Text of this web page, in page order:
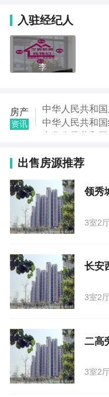
【孙女士】发布了
【闫东】发布了【
【闫东】发布了【
【程震】发布了【
【许先生】发布了
【龚女士】发布
房信息
【龚女士】发布
入驻经纪人
李
房产
资讯
中华人民共和
中华人民共和
中华人民共和国
中华人民共和
中华人民共和国
出售房源推荐
领秀
3室2
长安
3室2
二高
3室2